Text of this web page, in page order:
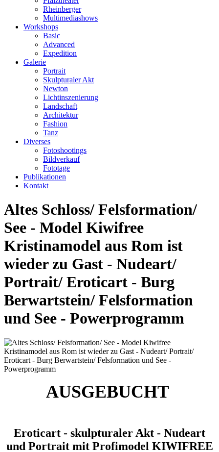
Rheinberger
Multimediashows
Workshops
Basic
Advanced
Expedition
Galerie
Portrait
Skulpturaler Akt
Newton
Lichtinszenierung
Landschaft
Architektur
Fashion
Tanz
Diverses
Fotoshootings
Bildverkauf
Fototage
Publikationen
Kontakt
Altes Schloss/ Felsformation/
See - Model Kiwifree
Kristinamodel aus Rom ist
wieder zu Gast - Nudeart/
Portrait/ Eroticart - Burg
Berwartstein/ Felsformation
und See - Powerprogramm
AUSGEBUCHT
Eroticart - skulpturaler Akt - Nudeart
und Portrait mit Profimodel KIWIFREE